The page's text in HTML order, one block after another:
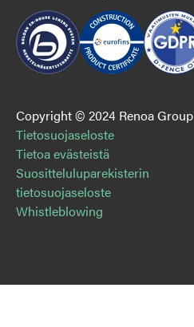
Copyright © 2024 Renoa Group
Tietosuojaseloste
Tietoa evästeistä
Suositteluluparekisterin
tietosuojaseloste
Whistleblowing